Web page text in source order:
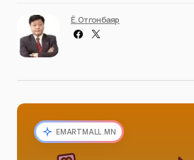
Ё. Отгонбаяр
EMARTMALL.MN